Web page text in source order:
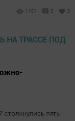
1401 0 0
пять